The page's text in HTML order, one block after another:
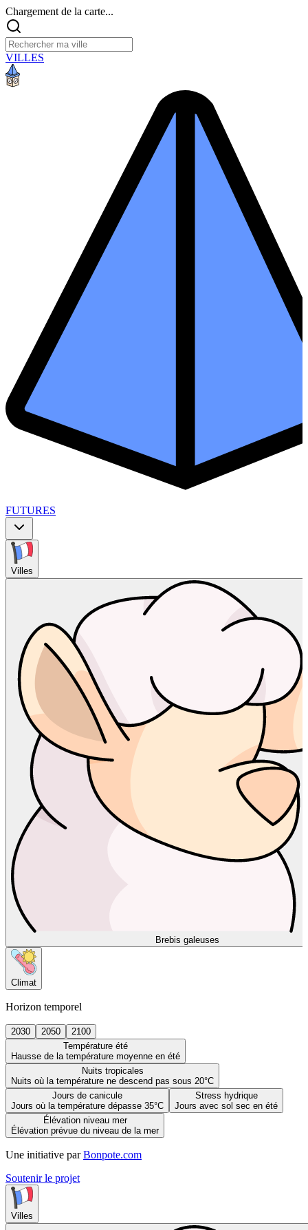
Chargement de la carte...
VILLES
FUTURES
Villes
Brebis galeuses
Climat
Horizon temporel
2030 2050
2100
Température été
Hausse de la température moyenne en été
Nuits tropicales
Nuits où la température ne descend pas sous 20°C
Jours de canicule
Jours où la température dépasse 35°C
Stress hydrique
Jours avec sol sec en été
Élévation niveau mer
Élévation prévue du niveau de la mer
Une initiative par Bonpote.com
Soutenir le projet
Villes